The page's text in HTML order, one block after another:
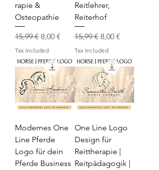
rapie &
Osteopathie
Regular Price
15,99 € Sale Price
8,00 €
Tax Included
Reitlehrer,
Reiterhof
Regular Price
15,99 € Sale Price
8,00 €
Tax Included
Modernes One
Line Pferde
Logo für dein
Pferde Business
One Line Logo
Design für
Reittherapie |
Reitpädagogik |